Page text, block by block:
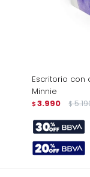
Escritorio
Minnie
$ 3.990 $